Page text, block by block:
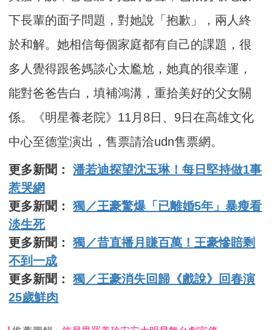
下長輩的面子問題，對她說「抱歉」，兩人終
於和解。她相信每個家庭都有自己的課題，很
多人覺得跟爸媽談心太尷尬，她真的很幸運，
能對爸爸告白，填補鴻溝，重拾美好的父女關
係。《明星養老院》11月8日、9日在高雄文化
中心至德堂演出，售票請洽udn售票網。
更多新聞：潘若迪探望沈玉琳！每日堅持做1事
惹哭網
更多新聞：獨／王豪驚爆「已離婚5年」暴瘦看
淡生死
更多新聞：獨／昔直播月賺百萬！王豪慘賠剩
不到一成
更多新聞：獨／王豪消失回歸《戲說》回春演
25歲鮮肉